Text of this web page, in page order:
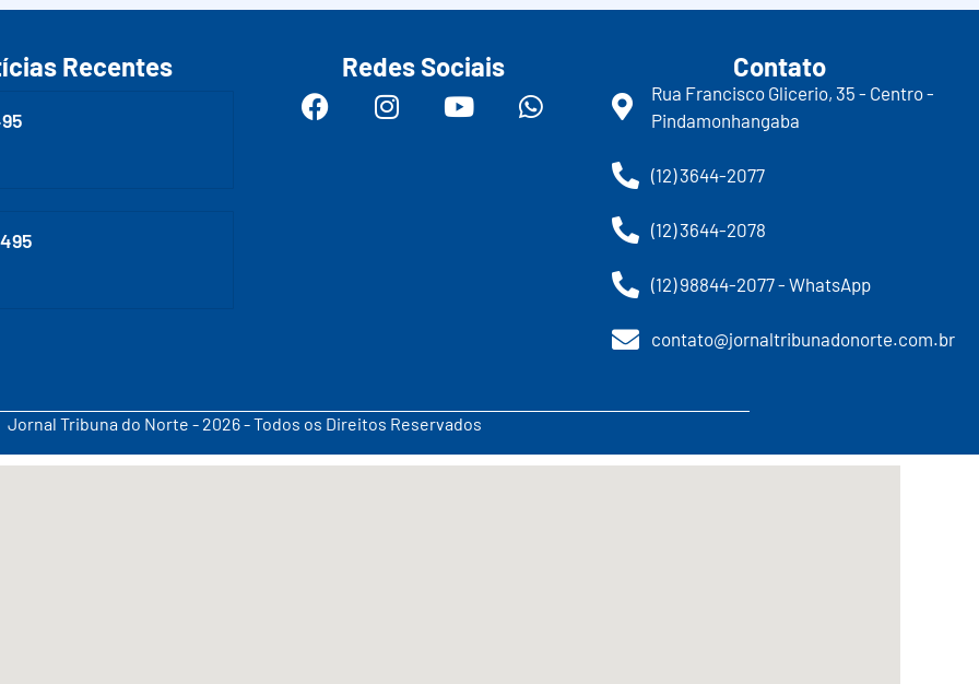
Recentes Redes Sociais Contato
Rua Francisco Glicerio, 35 - Centro -
Pindamonhangaba
(12) 3644-2077
(12) 3644-2078
(12) 98844-2077 - WhatsApp
contato@jornaltribunadonorte.com.br
Jornal Tribuna do Norte - 2026 - Todos os Direitos Reservados